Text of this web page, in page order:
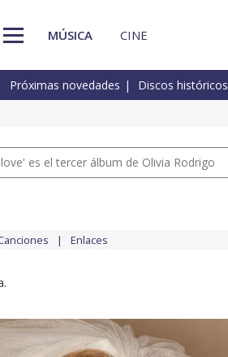
MÚSICA CINE
Próximas novedades Discos históricos
es el tercer álbum de Olivia Rodrigo
Enlaces